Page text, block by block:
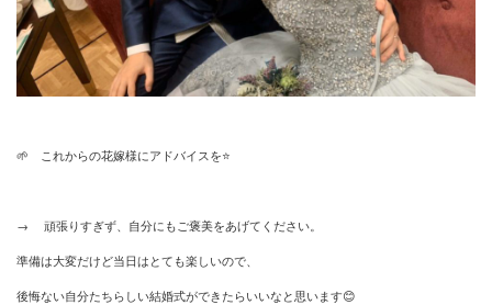
🌱 これからの花嫁様にアドバイスを⭐
→ 頑張りすぎず、自分にもご褒美をあげてください。
準備は大変だけど当日はとても楽しいので、
後悔ない自分たちらしい結婚式ができたらいいなと思います😊